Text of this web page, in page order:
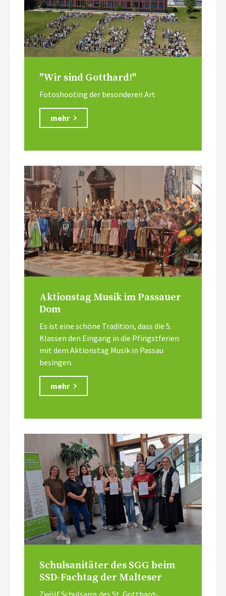
"Wir sind Gotthard!"
Fotoshooting der besonderen Art
mehr
Aktionstag Musik im Passauer
Dom
Es ist eine schöne Tradition, dass die 5.
Klassen den Eingang in die Pfingstferien
mit dem Aktionstag Musik in Passau
besingen.
mehr
Schulsanitäter des SGG beim
SSD-Fachtag der Malteser
Zwölf Schulsanis des St. Gotthard-